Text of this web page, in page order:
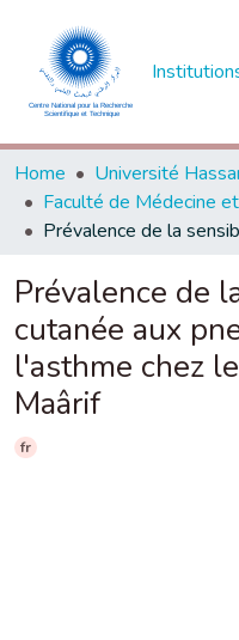
Home
Prévalence de
cutanée aux
l'asthme chez
Maârif
fr